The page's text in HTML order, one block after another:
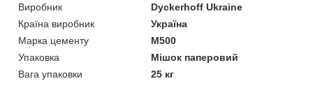
Виробник
Dyckerhoff Ukraine
Країна виробник
Україна
Марка цементу
М500
Упаковка
Мішок паперовий
Вага упаковки
25 кг